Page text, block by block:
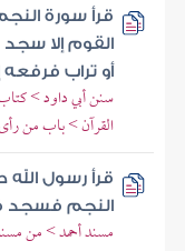
قرأ سورة
القوم إلا
أو تراب
سنن أبي داود >
القرآن > باب من
قرأ رسول
النجم فسجد
مسند أحمد > من